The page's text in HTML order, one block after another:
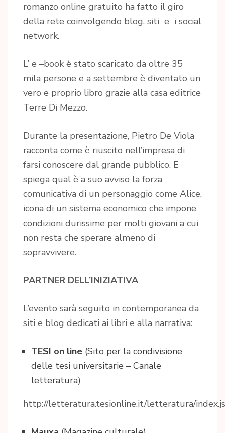
romanzo online gratuito ha fatto il giro
della rete coinvolgendo blog, siti e i social
network.
L’ e –book è stato scaricato da oltre 35
mila persone e a settembre è diventato un
vero e proprio libro grazie alla casa editrice
Terre Di Mezzo.
Durante la presentazione, Pietro De Viola
racconta come è riuscito nell’impresa di
farsi conoscere dal grande pubblico. E
spiega qual è a suo avviso la forza
comunicativa di un personaggio come Alice,
icona di un sistema economico che impone
condizioni durissime per molti giovani a cui
non resta che sperare almeno di
sopravvivere.
PARTNER DELL’INIZIATIVA
L’evento sarà seguito in contemporanea da
siti e blog dedicati ai libri e alla narrativa:
TESI on line (Sito per la condivisione
delle tesi universitarie – Canale
letteratura)
http://letteratura.tesionline.it/letteratura/